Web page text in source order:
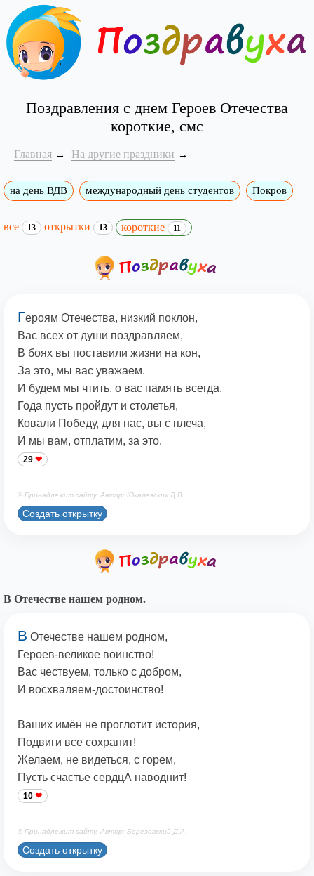
Поздравления с днем Героев Отечества
короткие, смс
Главная На другие праздники
на день ВДВ международный день студентов Покров
все 13 открытки 13 короткие 11
Героям Отечества, низкий поклон,
Вас всех от души поздравляем,
В боях вы поставили жизни на кон,
За это, мы вас уважаем.
И будем мы чтить, о вас память всегда,
Года пусть пройдут и столетья,
Ковали Победу, для нас, вы с плеча,
И мы вам, отплатим, за это.
29
© Принадлежит сайту. Автор: Юкалевских Д.В.
Создать открытку
В Отечестве нашем родном.
В Отечестве нашем родном,
Героев-великое воинство!
Вас чествуем, только с добром,
И восхваляем-достоинство!
Ваших имён не проглотит история,
Подвиги все сохранит!
Желаем, не видеться, с горем,
Пусть счастье сердцА наводнит!
10
© Принадлежит сайту. Автор: Березовский Д.А.
Создать открытку